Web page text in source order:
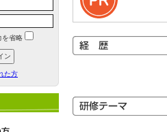
を省略
た方